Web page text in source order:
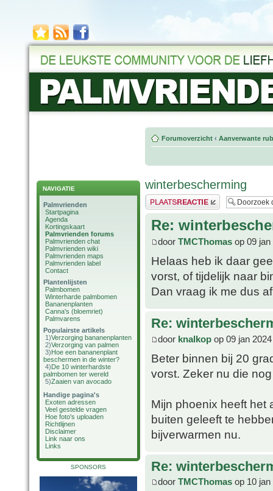
NAVIGATIE
Palmvrienden
Startpagina
Agenda
Kortingskaart
Palmvrienden forums
Palmvrienden chat
Palmvrienden wiki
Palmvrienden maps
Palmvrienden label
Contact
Plantenlijsten
Palmbomen
Winterharde palmbomen
Bananenplanten
Canna's (bloemriet)
Palmvarens
Populairste artikels
1)Verzorging bananenplanten
2)Verzorging van palmen
3)Hoe een bananenplant
beschermen in de winter?
4)De 10 winterhardste
palmbomen ter wereld
5)Zaaien van avocado
Handige pagina's
Exoten adressen
Veel gestelde vragen
Hoe foto's uploaden
Richtlijnen
Disclaimer
Link naar ons
Links
SPONSORS
Forumoverzicht ‹ Aanverwante
winterbescherming
Plaats een reactie
Re:
door TMCThomas op 09 jan
Helaas heb ik daar
vorst, of tijdelijk naar
Dan vraag ik me dus
Re:
door knalkop op 09 jan
Beter binnen bij 20
vorst. Zeker nu die
Mijn phoenix heeft het
buiten geleeft te
bijverwarmen nu.
Re:
door TMCThomas op 10 jan